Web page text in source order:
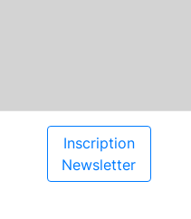
Inscription
Newsletter